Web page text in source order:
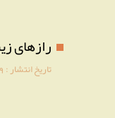
رازهای
تاریخ انتشار :